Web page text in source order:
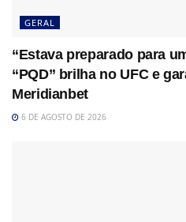
GERAL
“Estava preparado para
“PQD” brilha no UFC e
Meridianbet
6 DE AGOSTO DE 2026